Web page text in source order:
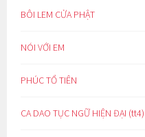
BÔI LEM CỬA PHẬT
NÓI VỚI EM
PHÚC TỔ TIÊN
CA DAO TỤC NGỮ HIỆN ĐẠI (tt4)